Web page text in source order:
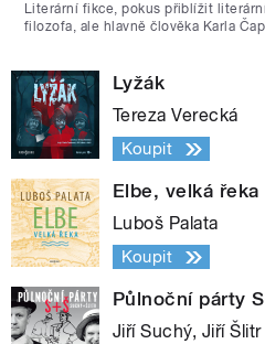
Literární fikce, pokus přiblížit
filozofa, ale hlavně člověka Karla
Lyžák
Tereza Verecká
Koupit
Elbe, velká řeka
Luboš Palata
Koupit
Půlnoční párty
Jiří Suchý, Jiří Šlitr